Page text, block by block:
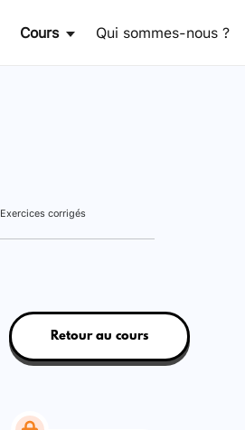
Cours Qui sommes-nous ?
Exercices corrigés
Retour au cours